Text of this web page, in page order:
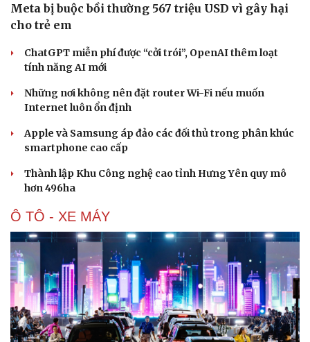
Meta bị buộc bồi thường 567 triệu USD vì gây hại
cho trẻ em
ChatGPT miễn phí được “cởi trói”, OpenAI thêm loạt
tính năng AI mới
Những nơi không nên đặt router Wi-Fi nếu muốn
Internet luôn ổn định
Apple và Samsung áp đảo các đối thủ trong phân khúc
smartphone cao cấp
Thành lập Khu Công nghệ cao tỉnh Hưng Yên quy mô
hơn 496ha
Ô TÔ - XE MÁY